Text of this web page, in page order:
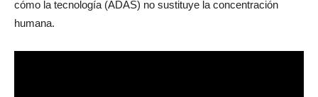
cómo la tecnología (ADAS) no sustituye la concentración
humana.